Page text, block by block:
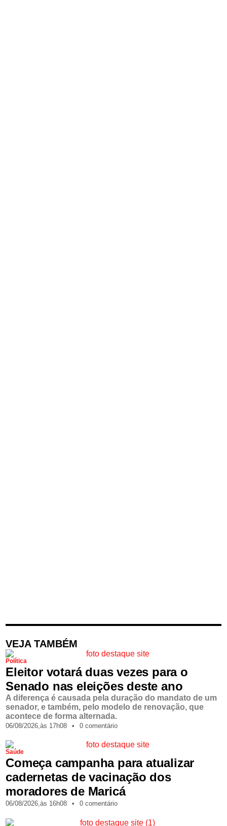
VEJA TAMBÉM
Política
Eleitor votará duas vezes para o
Senado nas eleições deste ano
A diferença é causada pela duração do mandato de um
senador, e também, pelo modelo de renovação, que
acontece de forma alternada.
06/08/2026,às 17h08 • 0 comentário
Saúde
Começa campanha para atualizar
cadernetas de vacinação dos
moradores de Maricá
06/08/2026,às 16h08 • 0 comentário